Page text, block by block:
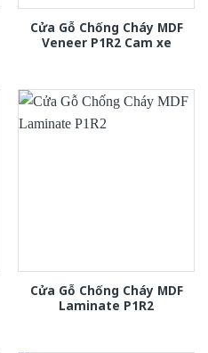
Cửa Gỗ Chống Cháy MDF
Veneer P1R2 Cam xe
Cửa Gỗ Chống Cháy MDF
Laminate P1R2